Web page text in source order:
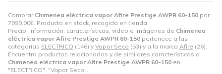
Comprar Chimenea eléctrica vapor Afire Prestige AWPR 60-150 por
7090,00€ . Producto en stock, recogida en tienda.
Precio, información, características, video e imágenes de Chimenea
eléctrica vapor Afire Prestige AWPR 60-150 pertenece a las
categorías ELECTRICO (146) y Vapor Seco (53) y a la marca Afire (26).
Encuentra productos relacionados y de similares características a
Chimenea eléctrica vapor Afire Prestige AWPR 60-150 en
"ELECTRICO", "Vapor Seco".